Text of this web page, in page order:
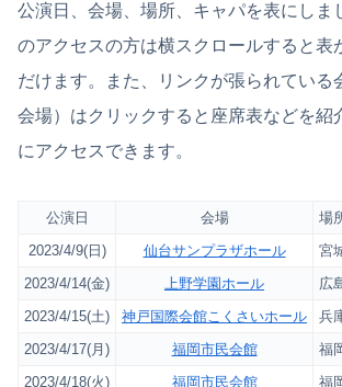
公演日、会場、場所、キャパを表にしま
のアクセスの方は横スクロールすると表
だけます。また、リンクが張られている
会場）はクリックすると座席表などを紹
にアクセスできます。
公演日 会場 場
2023/4/9(日)
仙台サンプラザホール 宮
2023/4/14(金)
上野学園ホール 広
2023/4/15(土)
神戸国際会館こくさいホール 兵
2023/4/17(月)
福岡市民会館 福
2023/4/18(火)
福岡市民会館 福